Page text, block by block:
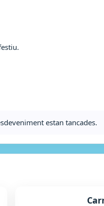
estan tancades.